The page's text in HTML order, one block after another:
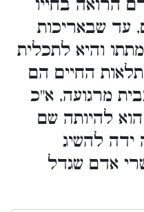
הרואה בחייו
עד שבאריכות
והיא לתכלית
תלאות החיים הם
מרגועה, א"כ
להיותה שם
ידה להשיג
אדם שגדל